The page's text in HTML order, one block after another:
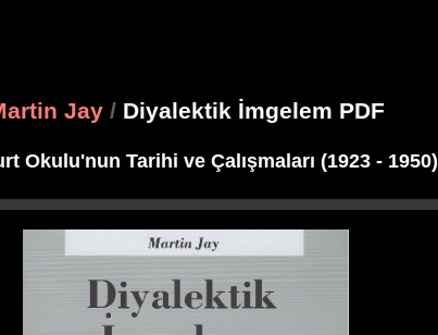
Jay /Diyalektik İmgelem PDF
Okulu'nun Tarihi ve Çalışmaları (1923 - 1950)